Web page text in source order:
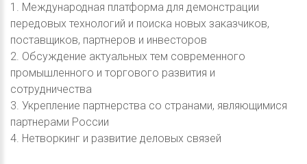
1. Международная платформа для демонстрации
передовых технологий и поиска новых заказчиков,
поставщиков, партнеров и инвесторов
2. Обсуждение актуальных тем современного
промышленного и торгового развития и
сотрудничества
3. Укрепление партнерства со странами, являющимися
партнерами России
4. Нетворкинг и развитие деловых связей